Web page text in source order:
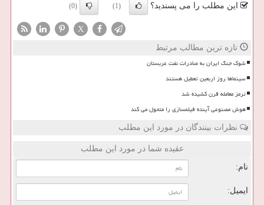
این مطلب را می پسندید؟ (1)
(0)
X
تازه ترین مطالب مرتبط
شوک جنگ ایران به صادرات نفت عربستان
سینماها روز اربعین تعطیل هستند
ترمز معامله قرن کشیده شد
هوش مصنوعی آینده فیلمسازی را متحول می کند
نظرات بینندگان در مورد این مطلب
عقیده شما در مورد این مطلب
نام:
ایمیل: